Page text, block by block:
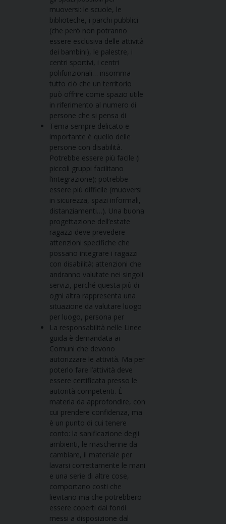
muoversi: le scuole, le
biblioteche, i parchi pubblici
(che però non potranno
essere esclusiva delle attività
dei bambini), le palestre, i
centri sportivi, i centri
polifunzionali… insomma
tutto ciò che un territorio
può offrire come spazio utile
in riferimento al numero di
persone che si pensa di
Tema sempre delicato e
importante è quello delle
persone con disabilità.
Potrebbe essere più facile (i
piccoli gruppi facilitano
l’integrazione); potrebbe
essere più difficile (muoversi
in sicurezza, spazi informali,
distanziamenti…). Una buona
progettazione dell’estate
ragazzi deve prevedere
attenzioni specifiche che
possano integrare i ragazzi
con disabilità; attenzioni che
andranno valutate nei singoli
servizi, perché questa più di
ogni altra rappresenta una
situazione da valutare luogo
per luogo, persona per
La responsabilità nelle Linee
guida è demandata ai
Comuni che devono
autorizzare le attività. Ma per
poterlo fare l’attività deve
essere certificata presso le
autorità competenti. È
materia da approfondire, con
cui prendere confidenza, ma
è un punto di cui tenere
conto: la sanificazione degli
ambienti, le mascherine da
cambiare, il materiale per
lavarsi correttamente le mani
e una serie di altre cose,
comportano costi che
lievitano ma che potrebbero
essere coperti dai fondi
messi a disposizione dal